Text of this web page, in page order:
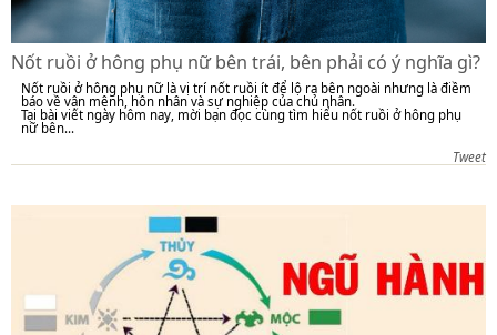
Nốt ruồi ở hông phụ nữ bên trái, bên phải có ý nghĩa gì?
Nốt ruồi ở hông phụ nữ là vị trí nốt ruồi ít để lộ ra bên ngoài nhưng là điềm
báo về vận mệnh, hôn nhân và sự nghiệp của chủ nhân.
Tại bài viết ngày hôm nay, mời bạn đọc cùng tìm hiểu nốt ruồi ở hông phụ
nữ bên...
Tweet